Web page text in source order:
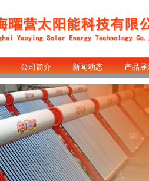
公司简介 新闻动态 产品展